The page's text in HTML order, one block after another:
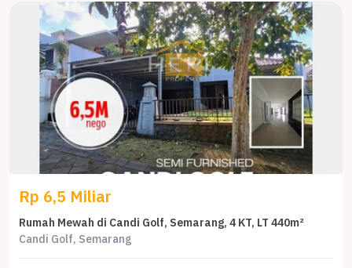
Rp 6,5 Miliar
Rumah Mewah di Candi Golf, Semarang, 4 KT, LT 440m²
Candi Golf, Semarang